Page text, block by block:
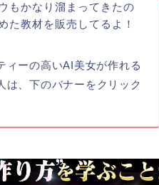
もかなり溜まってきたの
た教材を販売してるよ！
ィーの高いAI美女が作れる
は、下のバナーをクリック